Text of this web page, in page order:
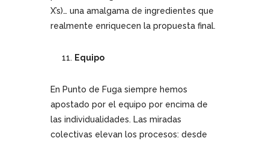
X’s)… una amalgama de ingredientes que
realmente enriquecen la propuesta final.
Equipo
En Punto de Fuga siempre hemos
apostado por el equipo por encima de
las individualidades. Las miradas
colectivas elevan los procesos: desde